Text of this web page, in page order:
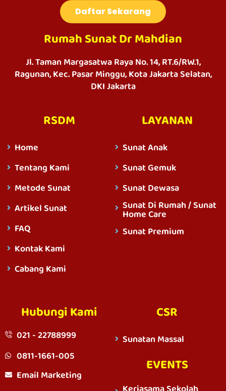
Daftar Sekarang
Rumah Sunat Dr Mahdian
Jl. Taman Margasatwa Raya No. 14, RT.6/RW.1,
Ragunan, Kec. Pasar Minggu, Kota Jakarta Selatan,
DKI Jakarta
RSDM
Home
Tentang Kami
Metode Sunat
Artikel Sunat
FAQ
Kontak Kami
Cabang Kami
LAYANAN
Sunat Anak
Sunat Gemuk
Sunat Dewasa
Sunat Di Rumah / Sunat
Home Care
Sunat Premium
Hubungi Kami
021 - 22788999
0811-1661-005
Email Marketing
CSR
Sunatan Massal
EVENTS
Kerjasama Sekolah